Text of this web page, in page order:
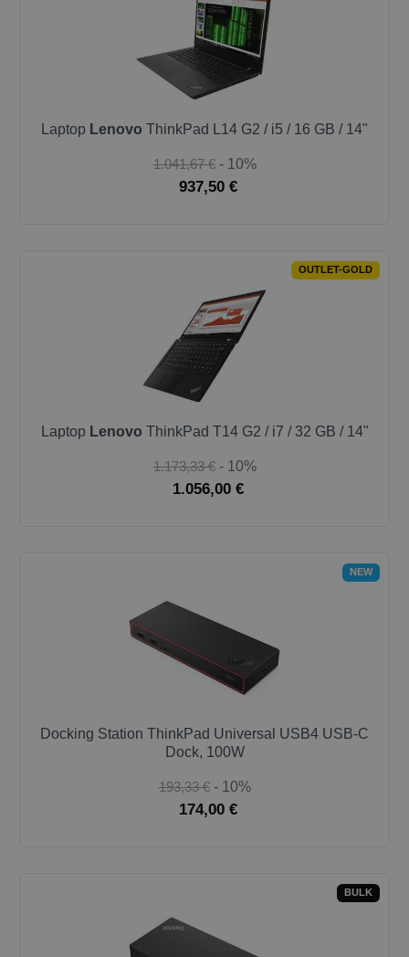
Laptop Lenovo ThinkPad L14 G2 / i5 / 16 GB / 14"
1.041,67 € - 10%
937,50 €
OUTLET-GOLD
Laptop Lenovo ThinkPad T14 G2 / i7 / 32 GB / 14"
1.173,33 € - 10%
1.056,00 €
NEW
Docking Station ThinkPad Universal USB4 USB-C
Dock, 100W
193,33 € - 10%
174,00 €
BULK